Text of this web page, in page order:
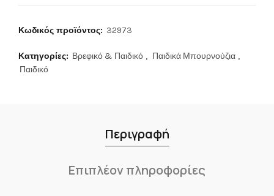
Κωδικός προϊόντος: 32973
Κατηγορίες: Βρεφικό & Παιδικό , Παιδικά Μπουρνούζια ,
Παιδικό
Περιγραφή
Επιπλέον πληροφορίες